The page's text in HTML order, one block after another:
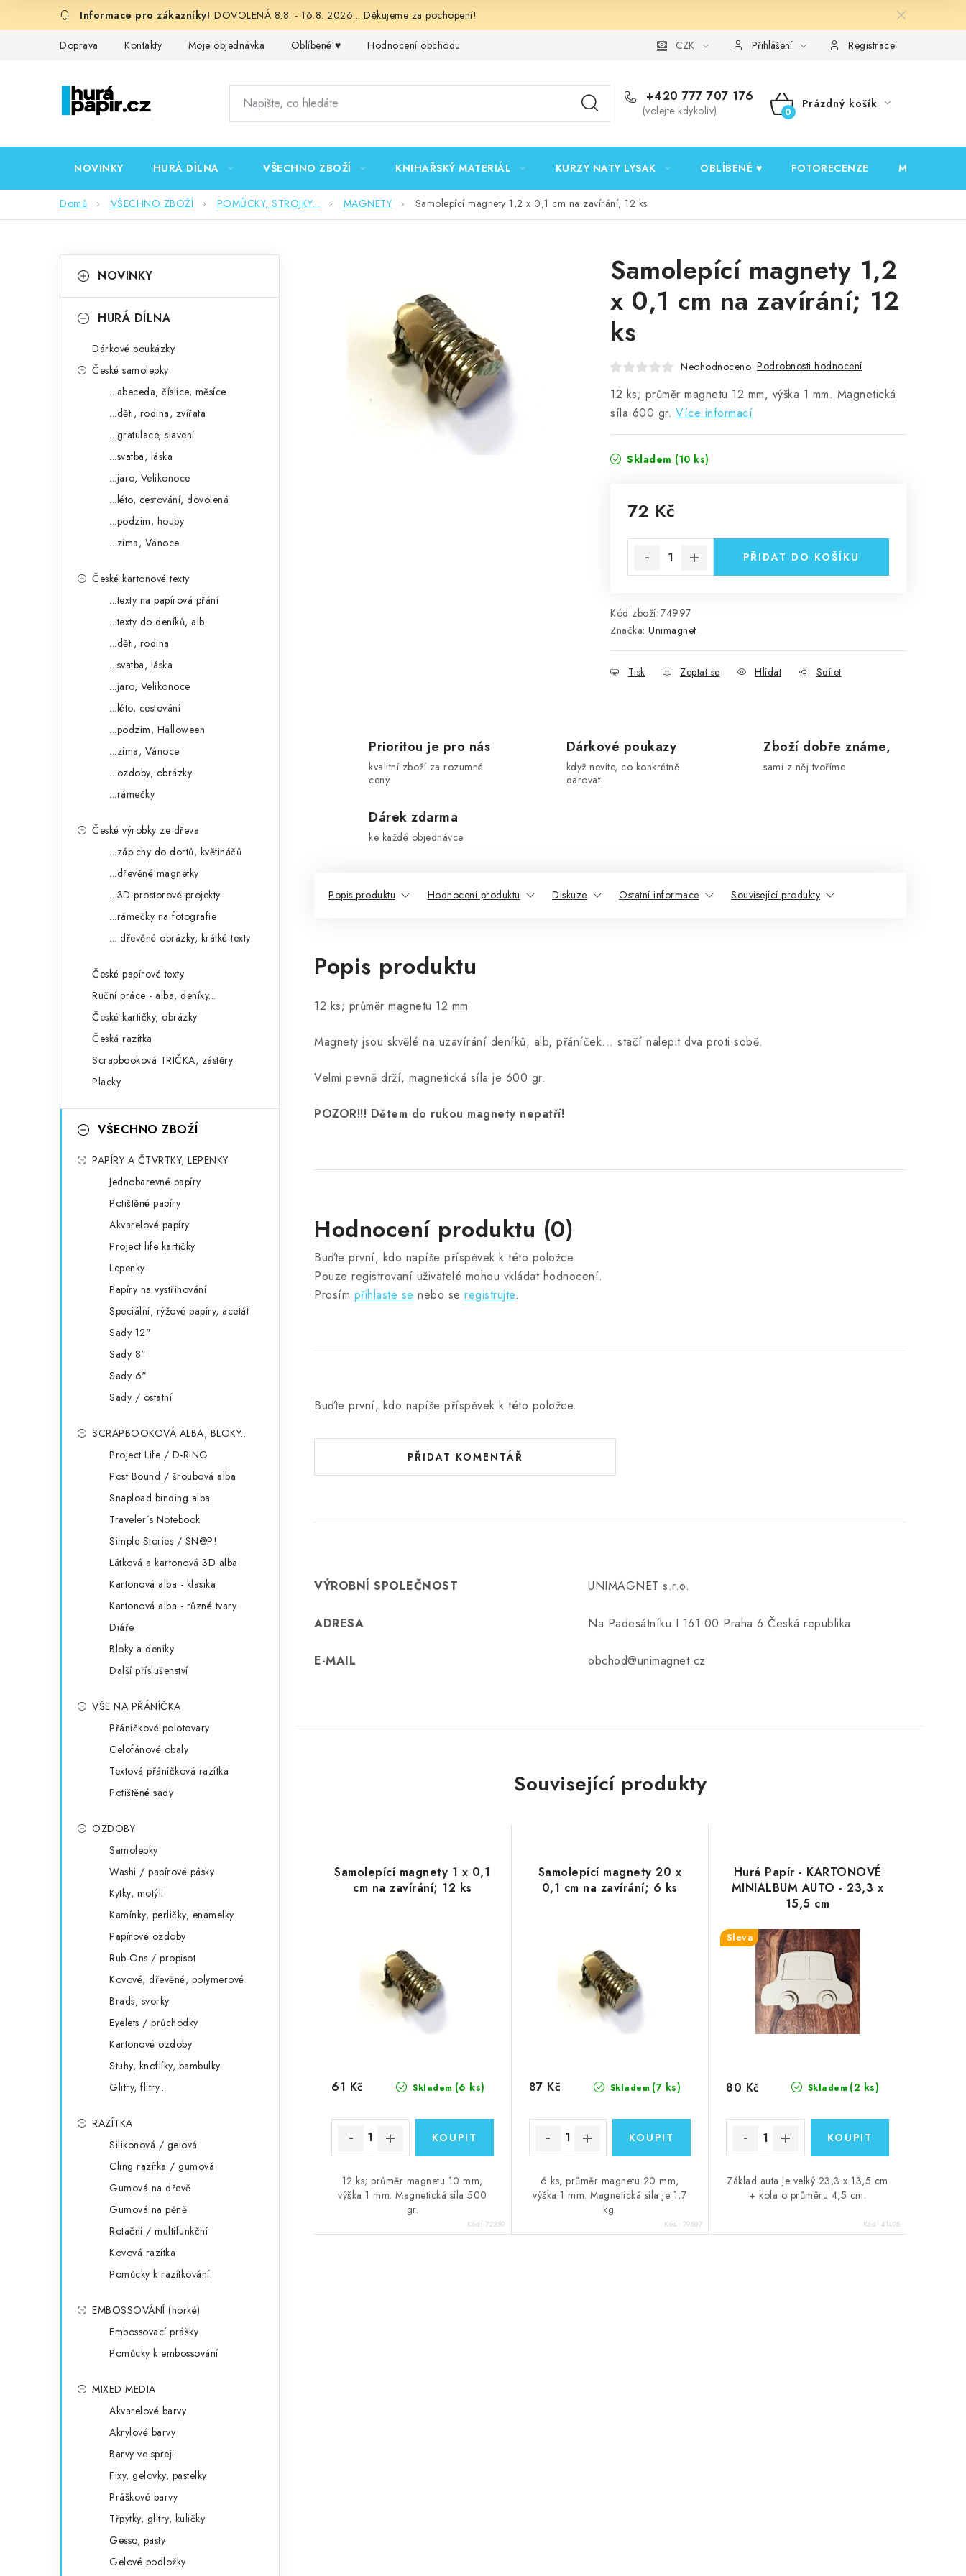
DOVOLENÁ 8.8. - 16.8. 2026... Děkujeme za pochopení!
Doprava Kontakty Moje objednávka Oblíbené ♥️ Hodnocení obchodu Podmínky ochrany osobních údajů Ověřování recenzí
CZK Přihlášení Registrace
+420 777 707 176
(volejte kdykoliv)
NÁKUPNÍ
Prázdný košík
NOVINKY HURÁ DÍLNA VŠECHNO ZBOŽÍ KNIHAŘSKÝ MATERIÁL KURZY NATY LYSAK OBLÍBENÉ ♥️ FOTORECENZE MOJE
Domů VŠECHNO ZBOŽÍ POMŮCKY, STROJKY... MAGNETY Samolepící magnety 1,2 x 0,1 cm na zavírání; 12 ks
okategorie
a
NOVINKY
HURÁ DÍLNA
Dárkové poukázky
České samolepky
...abeceda, číslice, měsíce
...děti, rodina, zvířata
...gratulace, slavení
...svatba, láska
...jaro, Velikonoce
...léto, cestování, dovolená
...podzim, houby
...zima, Vánoce
České kartonové texty
...texty na papírová přání
...texty do deníků, alb
...děti, rodina
...svatba, láska
...jaro, Velikonoce
...léto, cestování
...podzim, Halloween
...zima, Vánoce
...ozdoby, obrázky
...rámečky
České výrobky ze dřeva
...zápichy do dortů, květináčů
...dřevěné magnetky
...3D prostorové projekty
...rámečky na fotografie
... dřevěné obrázky, krátké texty
České papírové texty
Ruční práce - alba, deníky...
České kartičky, obrázky
Česká razítka
Scrapbooková TRIČKA, zástěry
Placky
VŠECHNO ZBOŽÍ
PAPÍRY A ČTVRTKY, LEPENKY
Jednobarevné papíry
Potištěné papíry
Akvarelové papíry
Project life kartičky
Lepenky
Papíry na vystřihování
Speciální, rýžové papíry, acetát
Sady 12"
Sady 8"
Sady 6"
Sady / ostatní
SCRAPBOOKOVÁ ALBA, BLOKY...
Project Life / D-RING
Post Bound / šroubová alba
Snapload binding alba
Traveler´s Notebook
Simple Stories / SN@P!
Látková a kartonová 3D alba
Kartonová alba - klasika
Kartonová alba - různé tvary
Diáře
Bloky a deníky
Další příslušenství
VŠE NA PŘÁNÍČKA
Přáníčkové polotovary
Celofánové obaly
Textová přáníčková razítka
Potištěné sady
OZDOBY
Samolepky
Washi / papírové pásky
Kytky, motýli
Kamínky, perličky, enamelky
Papírové ozdoby
Rub-Ons / propisot
Kovové, dřevěné, polymerové
Brads, svorky
Eyelets / průchodky
Kartonové ozdoby
Stuhy, knoflíky, bambulky
Glitry, flitry...
RAZÍTKA
Silikonová / gelová
Cling razítka / gumová
Gumová na dřevě
Gumová na pěně
Rotační / multifunkční
Kovová razítka
Pomůcky k razítkování
EMBOSSOVÁNÍ (horké)
Embossovací prášky
Pomůcky k embossování
MIXED MEDIA
Akvarelové barvy
Akrylové barvy
Barvy ve spreji
Fixy, gelovky, pastelky
Práškové barvy
Třpytky, glitry, kuličky
Gesso, pasty
Gelové podložky
Samolepící magnety 1,2
x 0,1 cm na zavírání; 12
ks
Neohodnoceno Podrobnosti hodnocení
12 ks; průměr magnetu 12 mm, výška 1 mm. Magnetická
síla 600 gr. Více informací
Skladem (10 ks)
72 Kč
PŘIDAT DO KOŠÍKU
Kód zboží: 74997
Značka: Unimagnet
Tisk Zeptat se Hlídat Sdílet
Prioritou je pro nás
kvalitní zboží za rozumné
ceny
Dárkové poukazy
když nevíte, co konkrétně
darovat
Zboží dobře známe,
sami z něj tvoříme
Dárek zdarma
ke každé objednávce
Popis produktu Hodnocení produktu Diskuze Ostatní informace Související produkty
Popis produktu
12 ks; průměr magnetu 12 mm
Magnety jsou skvělé na uzavírání deníků, alb, přáníček... stačí nalepit dva proti sobě.
Velmi pevně drží, magnetická síla je 600 gr.
POZOR!!! Dětem do rukou magnety nepatří!
Hodnocení produktu (0)
Buďte první, kdo napíše příspěvek k této položce.
Pouze registrovaní uživatelé mohou vkládat hodnocení.
Prosím přihlaste se nebo se registrujte.
Buďte první, kdo napíše příspěvek k této položce.
PŘIDAT KOMENTÁŘ
VÝROBNÍ SPOLEČNOST UNIMAGNET s.r.o.
ADRESA Na Padesátníku I 161 00 Praha 6 Česká republika
E-MAIL obchod@unimagnet.cz
Související produkty
Samolepící magnety 1 x 0,1
cm na zavírání; 12 ks
Skladem (6 ks)
61 Kč
12 ks; průměr magnetu 10 mm,
výška 1 mm. Magnetická síla 500
gr.
Kód:72359
Samolepící magnety 20 x
0,1 cm na zavírání; 6 ks
Skladem (7 ks)
87 Kč
6 ks; průměr magnetu 20 mm,
výška 1 mm. Magnetická síla je 1,7
kg.
Kód: 79507
Hurá Papír - KARTONOVÉ
MINIALBUM AUTO - 23,3 x
15,5 cm
Sleva
Skladem (2 ks)
80 Kč
Základ auta je velký 23,3 x 13,5 cm
+ kola o průměru 4,5 cm.
Kód:41495